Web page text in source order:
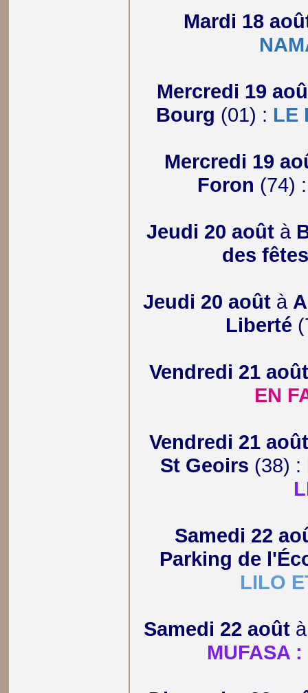
Mardi 18
Mercredi 19
Bourg (01) : LE
Mercredi 19
Foron (74)
Jeudi 20 août à
des fêtes
Jeudi 20 août à
Liberté
Vendredi 21 août
EN
Vendredi 21 août
St Geoirs (38) :
Samedi 22
Parking de
LILO
Samedi 22 août
MUFASA